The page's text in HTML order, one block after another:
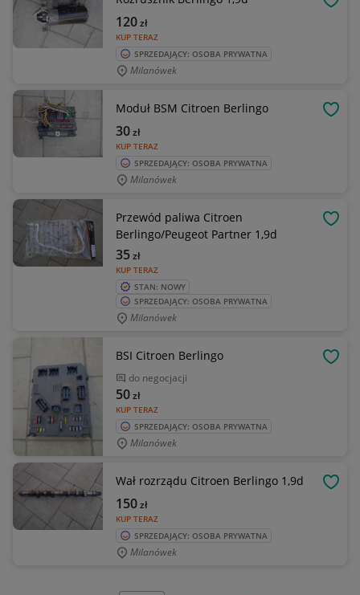
KUP TERAZ
120zł
SPRZEDAJĄCY: OSOBA PRYWATNA
Milanówek
Moduł BSM Citroen Berlingo
KUP TERAZ
30zł
SPRZEDAJĄCY: OSOBA PRYWATNA
Milanówek
Przewód paliwa Citroen
Berlingo/Peugeot Partner 1,9d
KUP TERAZ
35zł
STAN: NOWY
SPRZEDAJĄCY: OSOBA PRYWATNA
Milanówek
BSI Citroen Berlingo
do negocjacji
KUP TERAZ
50zł
SPRZEDAJĄCY: OSOBA PRYWATNA
Milanówek
Wał rozrządu Citroen Berlingo 1,9d
KUP TERAZ
150zł
SPRZEDAJĄCY: OSOBA PRYWATNA
Milanówek